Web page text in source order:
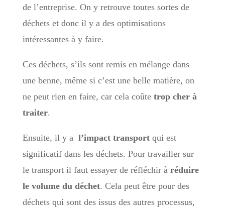
de l’entreprise. On y retrouve toutes sortes de
déchets et donc il y a des optimisations
intéressantes à y faire.
Ces déchets, s’ils sont remis en mélange dans
une benne, même si c’est une belle matière, on
ne peut rien en faire, car cela coûte trop cher à
traiter.
Ensuite, il y a l’impact transport qui est
significatif dans les déchets. Pour travailler sur
le transport il faut essayer de réfléchir à réduire
le volume du déchet. Cela peut être pour des
déchets qui sont des issus des autres processus,